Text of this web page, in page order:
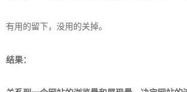
有用的留下，没用的关掉。
结果：